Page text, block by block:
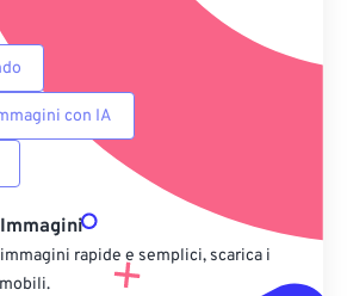
Dall'URL
con IA
rapide e semplici, scarica i